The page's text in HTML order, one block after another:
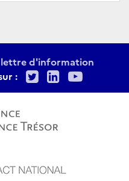
d'information
:
TwitterLinkedIn